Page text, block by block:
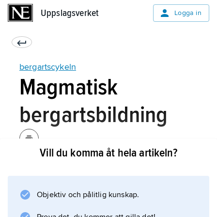
Uppslagsverket Logga in
bergartscykeln
Magmatisk
bergartsbildning
magma
svalnar och stelnar. Magmatiska bergarter
delas in i
Vill du komma åt hela artikeln?
Objektiv och pålitlig kunskap.